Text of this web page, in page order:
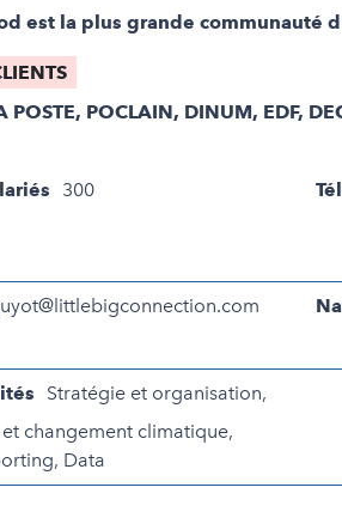
est la plus grande communauté
POSTE, POCLAIN, DINUM, EDF,
300
Stratégie et organisation,
changement climatique,
Data